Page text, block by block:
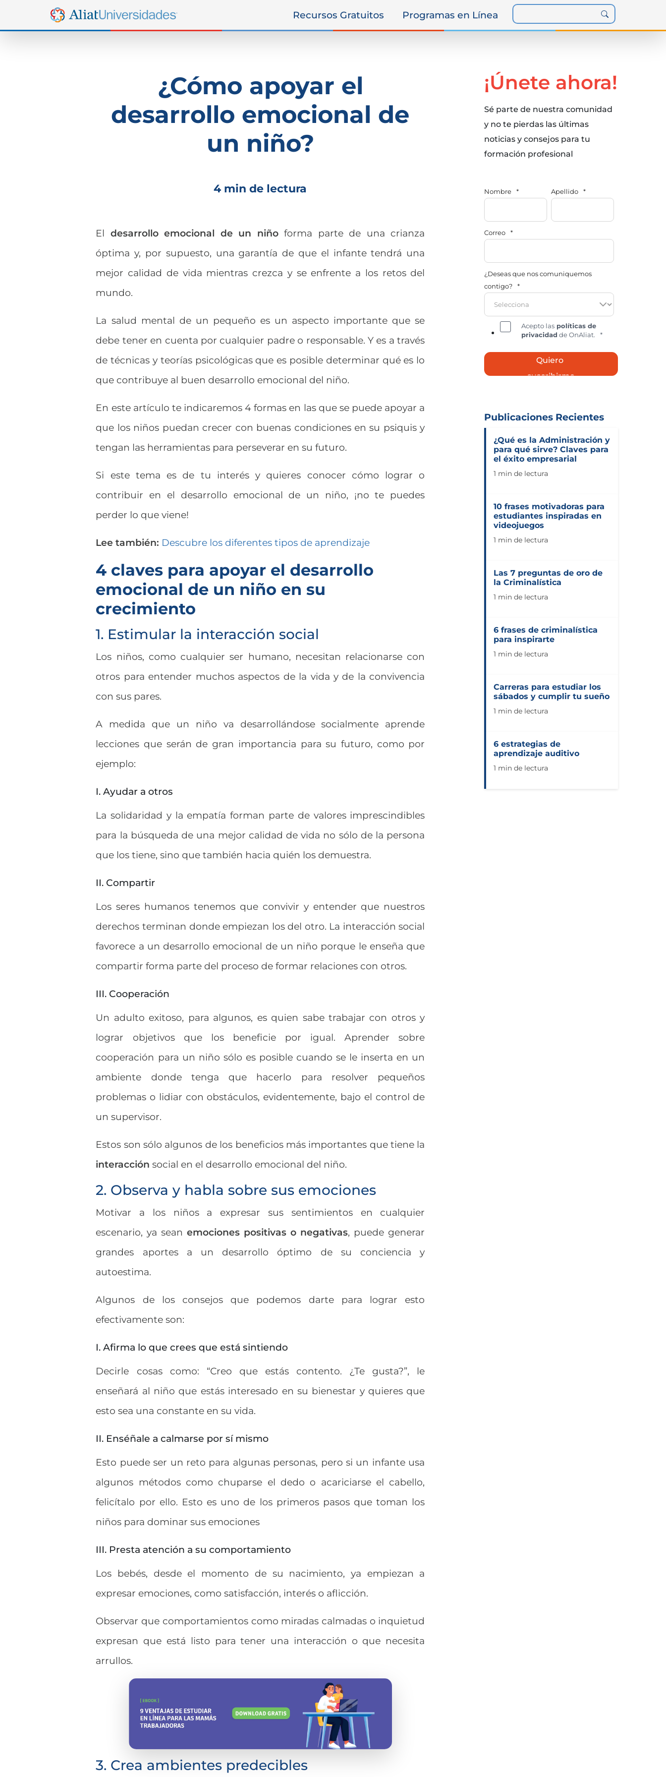
Recursos Gratuitos Programas en Línea
¿Cómo apoyar el
desarrollo emocional de
un niño?
4 min de lectura
El desarrollo emocional de un niñoforma parte de una crianza
óptima y, por supuesto, una garantía de que el infante tendrá una
mejor calidad de vida mientras crezca y se enfrente a los retos del
mundo.
La salud mental de un pequeño es un aspecto importante que se
debe tener en cuenta por cualquier padre o responsable. Y es a través
de técnicas y teorías psicológicas que es posible determinar qué es lo
que contribuye al buen desarrollo emocional del niño.
En este artículo te indicaremos 4 formas en las que se puede apoyar a
que los niños puedan crecer con buenas condiciones en su psiquis y
tengan las herramientas para perseverar en su futuro.
Si este tema es de tu interés y quieres conocer cómo lograr o
contribuir en el desarrollo emocional de un niño, ¡no te puedes
perder lo que viene!
Lee también: Descubre los diferentes tipos de aprendizaje
4 claves para apoyar el desarrollo
emocional de un niño en su
crecimiento
1. Estimular la interacción social
Los niños, como cualquier ser humano, necesitan relacionarse con
otros para entender muchos aspectos de la vida y de la convivencia
con sus pares.
A medida que un niño va desarrollándose socialmente aprende
lecciones que serán de gran importancia para su futuro, como por
ejemplo:
I. Ayudar a otros
La solidaridad y la empatía forman parte de valores imprescindibles
para la búsqueda de una mejor calidad de vida no sólo de la persona
que los tiene, sino que también hacia quién los demuestra.
II. Compartir
Los seres humanos tenemos que convivir y entender que nuestros
derechos terminan donde empiezan los del otro. La interacción social
favorece a un desarrollo emocional de un niño porque le enseña que
compartir forma parte del proceso de formar relaciones con otros.
III. Cooperación
Un adulto exitoso, para algunos, es quien sabe trabajar con otros y
lograr objetivos que los beneficie por igual. Aprender sobre
cooperación para un niño sólo es posible cuando se le inserta en un
ambiente donde tenga que hacerlo para resolver pequeños
problemas o lidiar con obstáculos, evidentemente, bajo el control de
un supervisor.
Estos son sólo algunos de los beneficios más importantes que tiene la
interacción social en el desarrollo emocional del niño.
2. Observa y habla sobre sus emociones
Motivar a los niños a expresar sus sentimientos en cualquier
escenario, ya seanemociones positivas o negativas, puede generar
grandes aportes a un desarrollo óptimo de su conciencia y
autoestima.
Algunos de los consejos que podemos darte para lograr esto
efectivamente son:
I. Afirma lo que crees que está sintiendo
Decirle cosas como: “Creo que estás contento. ¿Te gusta?”, le
enseñará al niño que estás interesado en su bienestar y quieres que
esto sea una constante en su vida.
II. Enséñale a calmarse por sí mismo
Esto puede ser un reto para algunas personas, pero si un infante usa
algunos métodos como chuparse el dedo o acariciarse el cabello,
felicítalo por ello. Esto es uno de los primeros pasos que toman los
niños para dominar sus emociones
III. Presta atención a su comportamiento
Los bebés, desde el momento de su nacimiento, ya empiezan a
expresar emociones, como satisfacción, interés o aflicción.
Observar que comportamientos como miradas calmadas o inquietud
expresan que está listo para tener una interacción o que necesita
arrullos.
3. Crea ambientes predecibles
¡Únete ahora!
Sé parte de nuestra comunidad
y no te pierdas las últimas
noticias y consejos para tu
formación profesional
Nombre * Apellido *
Correo *
¿Deseas que nos comuniquemos
contigo?
*
Acepto las políticas de
privacidad de OnAliat. *
Publicaciones Recientes
¿Qué es la Administración y
para qué sirve? Claves para
el éxito empresarial
1 min de lectura
10 frases motivadoras para
estudiantes inspiradas en
videojuegos
1 min de lectura
Las 7 preguntas de oro de
la Criminalística
1 min de lectura
6 frases de criminalística
para inspirarte
1 min de lectura
Carreras para estudiar los
sábados y cumplir tu sueño
1 min de lectura
6 estrategias de
aprendizaje auditivo
1 min de lectura